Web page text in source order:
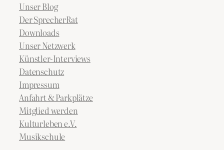
Unser Blog
Der SprecherRat
Downloads
Unser Netzwerk
Künstler-Interviews
Datenschutz
Impressum
Anfahrt & Parkplätze
Mitglied werden
Kulturleben e.V.
Musikschule